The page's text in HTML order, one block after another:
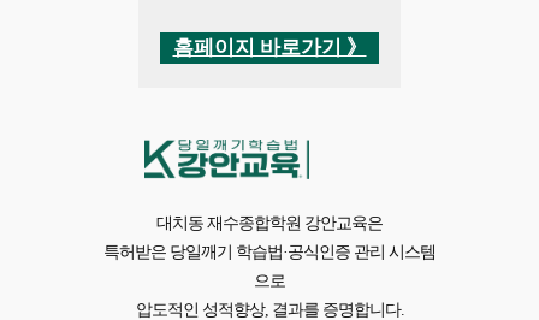
홈페이지 바로가기 》
대치동 재수종합학원 강안교육은
특허받은 당일깨기 학습법·공식인증 관리 시스템
으로
압도적인 성적향상, 결과를 증명합니다.